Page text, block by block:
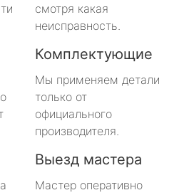
смотря какая
неисправность.
Комплектующие
Мы применяем детали
только от
официального
производителя.
Выезд мастера
Мастер оперативно